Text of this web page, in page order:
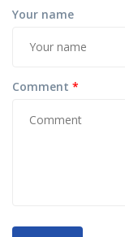
Your name
Comment *